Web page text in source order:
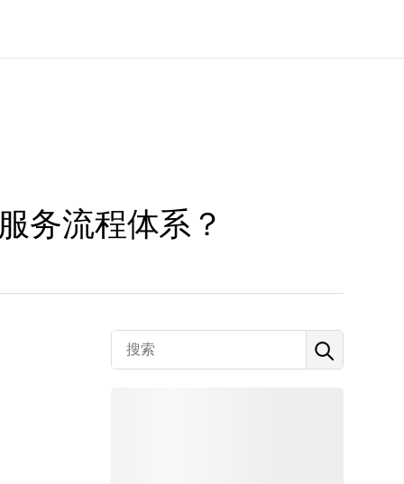
务流程体系？